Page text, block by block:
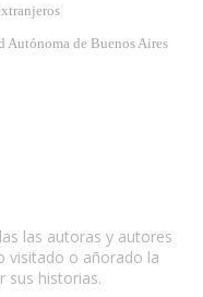
Autónoma de Buenos Aires
las autoras y autores
visitado o añorado la
sus historias.